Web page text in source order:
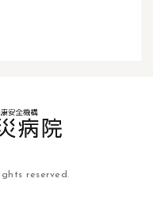
reserved.